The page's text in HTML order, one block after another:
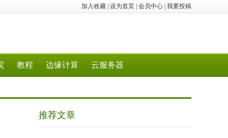
加入收藏 设为首页 会员中心 我要投稿
教程 边缘计算 云服务器
推荐文章